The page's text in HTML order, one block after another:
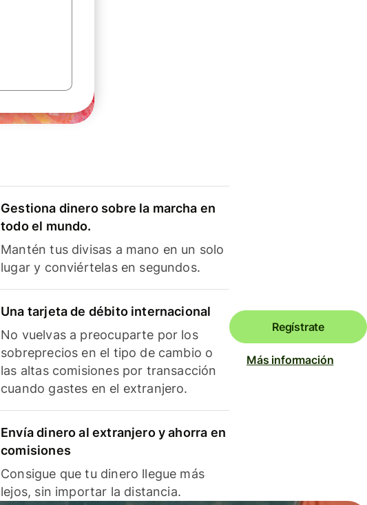
Gestiona dinero sobre la marcha en
todo el mundo.
Mantén tus divisas a mano en un solo
lugar y conviértelas en segundos.
Una tarjeta de débito internacional
No vuelvas a preocuparte por los
sobreprecios en el tipo de cambio o
las altas comisiones por transacción
cuando gastes en el extranjero.
Envía dinero al extranjero y ahorra en
comisiones
Consigue que tu dinero llegue más
lejos, sin importar la distancia.
Regístrate
Más información